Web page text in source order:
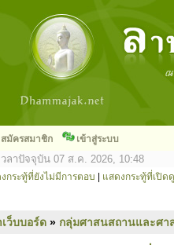
สมัครสมาชิก เข้าสู่ระบบ
วลาปัจจุบัน 07 ส.ค. 2026, 10:48
กระทู้ที่ยังไม่มีการตอบ แสดงกระทู้ที่เปิด
ว็บบอร์ด » กลุ่มศาสนสถานและศา